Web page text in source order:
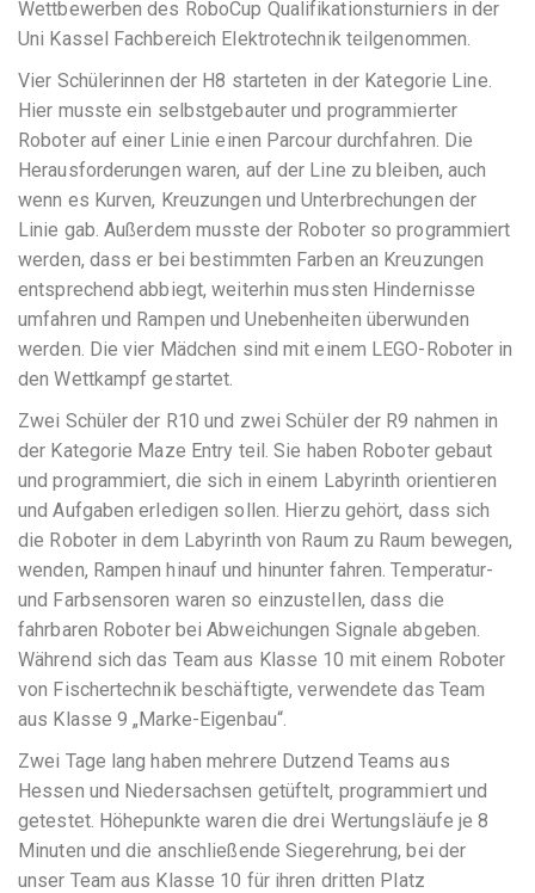
Wettbewerben des RoboCup Qualifikationsturniers in der
Uni Kassel Fachbereich Elektrotechnik teilgenommen.
Vier Schülerinnen der H8 starteten in der Kategorie Line.
Hier musste ein selbstgebauter und programmierter
Roboter auf einer Linie einen Parcour durchfahren. Die
Herausforderungen waren, auf der Line zu bleiben, auch
wenn es Kurven, Kreuzungen und Unterbrechungen der
Linie gab. Außerdem musste der Roboter so programmiert
werden, dass er bei bestimmten Farben an Kreuzungen
entsprechend abbiegt, weiterhin mussten Hindernisse
umfahren und Rampen und Unebenheiten überwunden
werden. Die vier Mädchen sind mit einem LEGO-Roboter in
den Wettkampf gestartet.
Zwei Schüler der R10 und zwei Schüler der R9 nahmen in
der Kategorie Maze Entry teil. Sie haben Roboter gebaut
und programmiert, die sich in einem Labyrinth orientieren
und Aufgaben erledigen sollen. Hierzu gehört, dass sich
die Roboter in dem Labyrinth von Raum zu Raum bewegen,
wenden, Rampen hinauf und hinunter fahren. Temperatur-
und Farbsensoren waren so einzustellen, dass die
fahrbaren Roboter bei Abweichungen Signale abgeben.
Während sich das Team aus Klasse 10 mit einem Roboter
von Fischertechnik beschäftigte, verwendete das Team
aus Klasse 9 „Marke-Eigenbau“.
Zwei Tage lang haben mehrere Dutzend Teams aus
Hessen und Niedersachsen getüftelt, programmiert und
getestet. Höhepunkte waren die drei Wertungsläufe je 8
Minuten und die anschließende Siegerehrung, bei der
unser Team aus Klasse 10 für ihren dritten Platz